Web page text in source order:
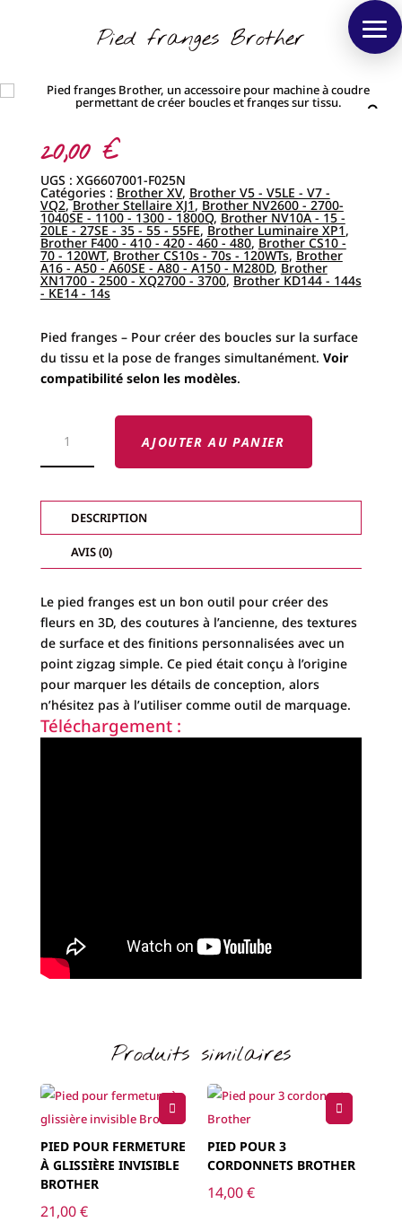
Pied franges Brother
20,00 €
UGS : XG6607001-F025N
Catégories : Brother XV, Brother V5 - V5LE - V7 -
VQ2,Brother Stellaire XJ1,Brother NV2600 - 2700-
1040SE - 1100 - 1300 - 1800Q,Brother NV10A - 15 -
20LE - 27SE - 35 - 55 - 55FE,Brother Luminaire XP1,
Brother F400 - 410 - 420 - 460 - 480,Brother CS10 -
70 - 120WT,Brother CS10s - 70s - 120WTs,Brother
A16 - A50 - A60SE - A80 - A150 - M280D,Brother
XN1700 - 2500 - XQ2700 - 3700,Brother KD144 - 144s
- KE14 - 14s
Pied franges – Pour créer des boucles sur la surface
du tissu et la pose de franges simultanément. Voir
compatibilité selon les modèles.
BROTHER
AJOUTER AU PANIER
DESCRIPTION
AVIS (0)
Le pied franges est un bon outil pour créer des
fleurs en 3D, des coutures à l’ancienne, des textures
de surface et des finitions personnalisées avec un
point zigzag simple. Ce pied était conçu à l’origine
pour marquer les détails de conception, alors
n’hésitez pas à l’utiliser comme outil de marquage.
Téléchargement :
Produits similaires
PIED POUR FERMETURE
À GLISSIÈRE INVISIBLE
BROTHER
21,00€
PIED POUR 3
CORDONNETS BROTHER
14,00€